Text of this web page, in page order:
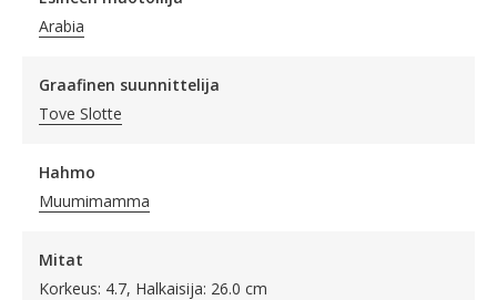
Arabia
Graafinen suunnittelija
Tove Slotte
Hahmo
Muumimamma
Mitat
Korkeus: 4.7, Halkaisija: 26.0 cm